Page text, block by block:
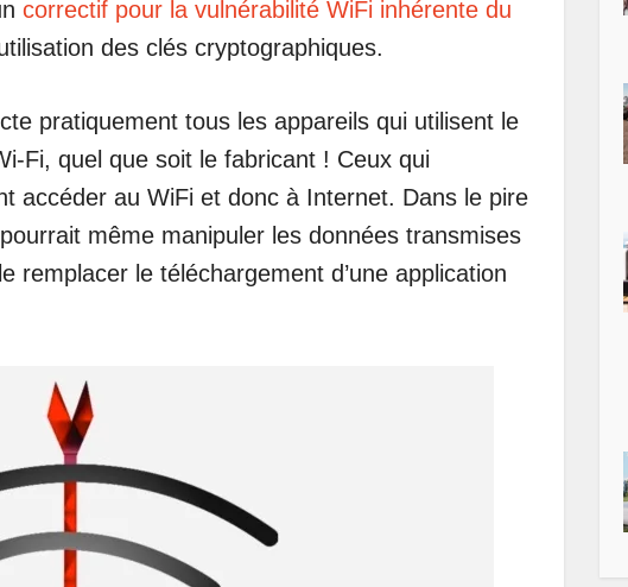
correctif pour la vulnérabilité WiFi inhérente du
des clés cryptographiques.
pratiquement tous les appareils qui utilisent le
Fi, quel que soit le fabricant ! Ceux qui
accéder au WiFi et donc à Internet. Dans le pire
même manipuler les données transmises
remplacer le téléchargement d’une application